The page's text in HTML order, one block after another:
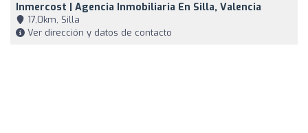
Inmercost | Agencia Inmobiliaria En Silla, Valencia
17,0km, Silla
Ver dirección y datos de contacto